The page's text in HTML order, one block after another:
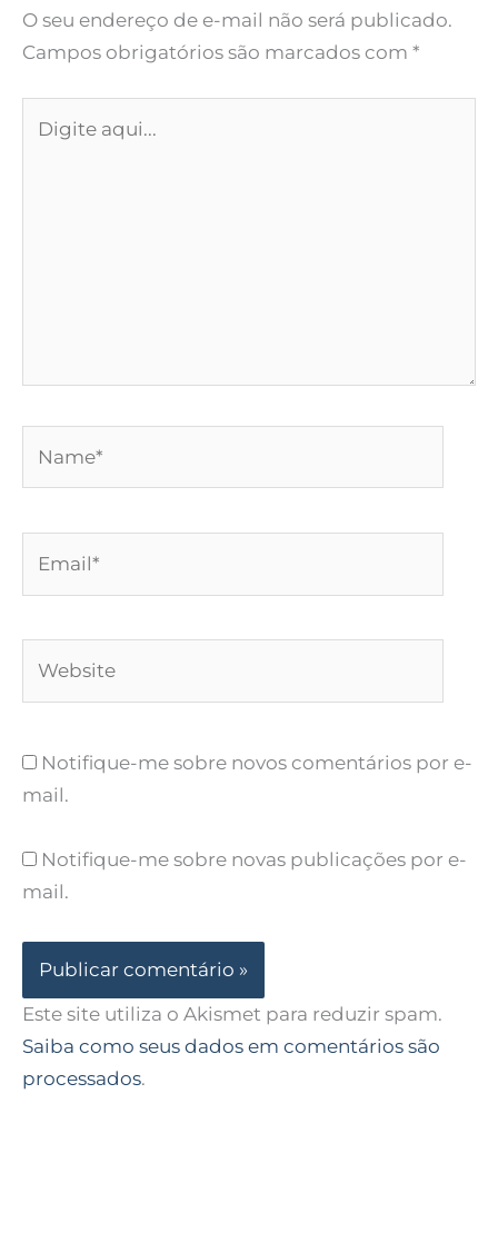
O seu endereço de e-mail não será publicado.
Campos obrigatórios são marcados com *
aqui...
Notifique-me sobre novos comentários por e-
mail.
Notifique-me sobre novas publicações por e-
mail.
Este site utiliza o Akismet para reduzir spam.
Saiba como seus dados em comentários são
processados.